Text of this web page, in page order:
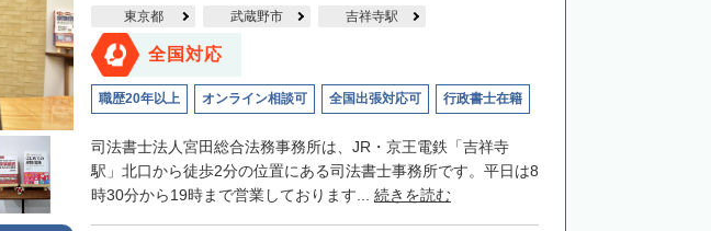
東京都 武蔵野市 吉祥寺駅
全国対応
職歴20年以上 オンライン相談可 全国出張対応可 行政書士在籍
司法書士法人宮田総合法務事務所は、JR・京王電鉄「吉祥寺
駅」北口から徒歩2分の位置にある司法書士事務所です。平日は8
時30分から19時まで営業しております... 続きを読む